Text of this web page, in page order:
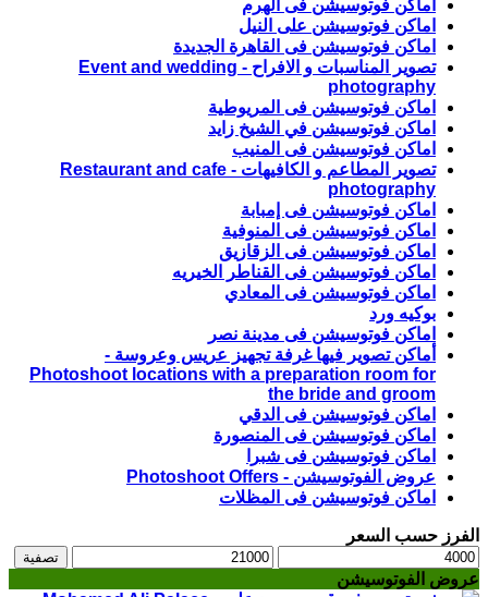
اماكن فوتوسيشن فى الهرم
اماكن فوتوسيشن على النيل
اماكن فوتوسيشن فى القاهرة الجديدة
تصوير المناسبات و الافراح - Event and wedding
photography
اماكن فوتوسيشن فى المريوطية
اماكن فوتوسيشن في الشيخ زايد
اماكن فوتوسيشن فى المنيب
تصوير المطاعم و الكافيهات - Restaurant and cafe
photography
اماكن فوتوسيشن فى إمبابة
اماكن فوتوسيشن فى المنوفية
اماكن فوتوسيشن فى الزقازيق
اماكن فوتوسيشن فى القناطر الخيريه
اماكن فوتوسيشن فى المعادي
بوكيه ورد
اماكن فوتوسيشن فى مدينة نصر
أماكن تصوير فيها غرفة تجهيز عريس وعروسة -
Photoshoot locations with a preparation room for
the bride and groom
اماكن فوتوسيشن فى الدقي
اماكن فوتوسيشن فى المنصورة
اماكن فوتوسيشن فى شبرا
عروض الفوتوسيشن - Photoshoot Offers
اماكن فوتوسيشن فى المظلات
الفرز حسب السعر
أدنى
سعر
أعلى
تصفية
عروض الفوتوسيشن